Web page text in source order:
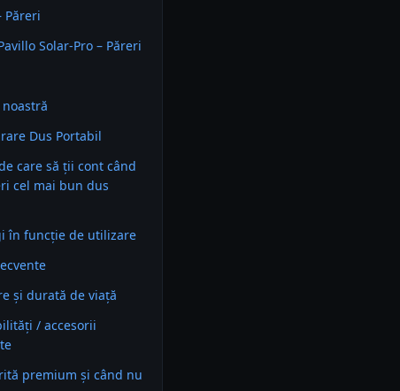
Păreri
Solar-Pro – Păreri
Dus Portabil
care să ții cont când
cel mai bun dus
în funcție de utilizare
și durată de viață
/ accesorii
premium și când nu